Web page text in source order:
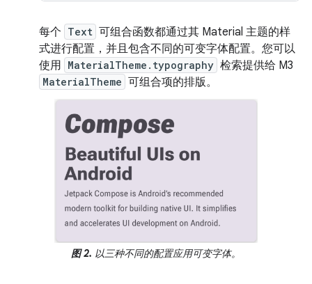
每个 Text 可组合函数都通过其 Material 主题的样
式进行配置，并且包含不同的可变字体配置。您可以
使用 MaterialTheme.typography 检索提供给 M3
MaterialTheme 可组合项的排版。
图 2. 以三种不同的配置应用可变字体。